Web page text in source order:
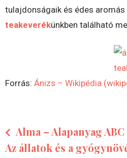
tulajdonságaik és édes
teakeverékünkben található
Forrás: Ánizs – Wikipédia
Alma – Alapanyag ABC
Az állatok és a